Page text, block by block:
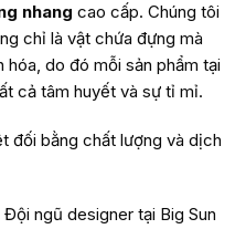
nhang cao cấp. Chúng tôi
chỉ là vật chứa đựng mà
do đó mỗi sản phẩm tại
cả tâm huyết và sự tỉ mỉ.
đối bằng chất lượng và dịch
Đội ngũ designer tại Big Sun